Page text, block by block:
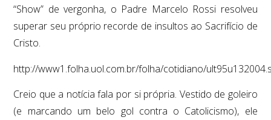
“Show” de vergonha, o Padre Marcelo Rossi resolveu
superar seu próprio recorde de insultos ao Sacrifício de
Cristo.
http://www1.folha.uol.com.br/folha/cotidiano/
Creio que a notícia fala por si própria. Vestido de goleiro
(e marcando um belo gol contra o Catolicismo), ele